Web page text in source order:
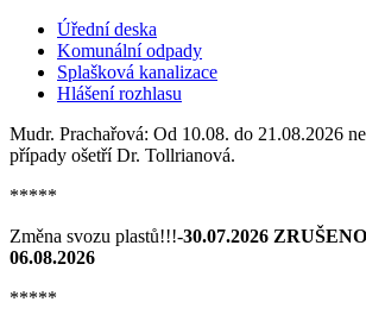
Úřední deska
Komunální odpady
Splašková kanalizace
Hlášení rozhlasu
Mudr. Prachařová: Od 10.08. do 21.08.2026
případy ošetří Dr. Tollrianová.
*****
Změna svozu plastů!!!-30.07.2026 ZRUŠENO
06.08.2026
*****